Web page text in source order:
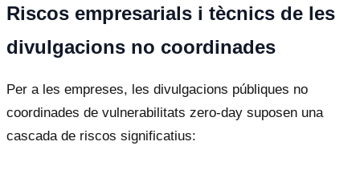
Riscos empresarials i tècnics de les
divulgacions no coordinades
Per a les empreses, les divulgacions públiques no
coordinades de vulnerabilitats zero-day suposen una
cascada de riscos significatius: